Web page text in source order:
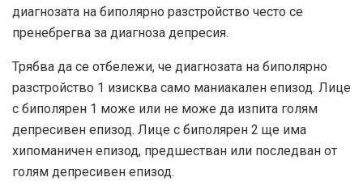
диагнозата на биполярно разстройство често се
пренебрегва за диагноза депресия.
Трябва да се отбележи, че диагнозата на биполярно
разстройство 1 изисква само маниакален епизод. Лице
с биполярен 1 може или не може да изпита голям
депресивен епизод. Лице с биполярен 2 ще има
хипоманичен епизод, предшестван или последван от
голям депресивен епизод.